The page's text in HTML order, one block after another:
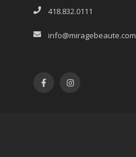
418.832.0111
info@miragebeaute.com